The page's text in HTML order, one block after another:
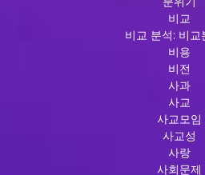
비교
비교 분석: 비교
비용
비전
사과
사교
사교모임
사교성
사랑
사회문제